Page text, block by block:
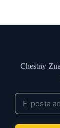
Chestny